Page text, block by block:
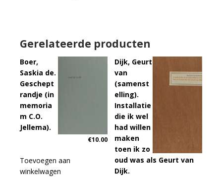
Gerelateerde producten
Boer,
Saskia de.
Geschept
randje (in
memoria
m C.O.
Jellema).
€10.00
Toevoegen aan
winkelwagen
Dijk, Geurt
van
(samenst
elling).
Installatie
die ik wel
had willen
maken
toen ik zo
oud was als Geurt van
Dijk.